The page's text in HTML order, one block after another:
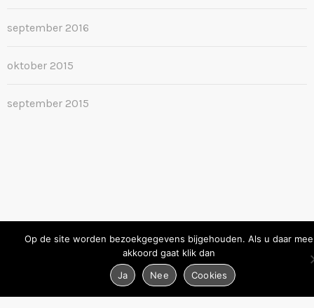
september 2016
oktober 2015
september 2015
Op de site worden bezoekgegevens bijgehouden. Als u daar mee
akkoord gaat klik dan
Ja
Nee Cookies